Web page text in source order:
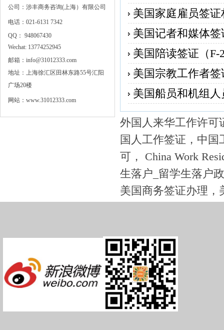
公司：涉丰商务咨询(上海）有限公司
电话：021-6131 7342
QQ： 948067430
Wechat: 13774252945
邮箱：info@31012333.com
地址：上海徐汇区田林东路55号汇阳
广场20楼
网站：www.31012333.com
美国家庭雇员签证
美国记者和媒体
美国陪读签证（F-
美国宗教工作者签
美国船员和机组
外国人来华工作许可
国人工作签证，中国
可， China Work
生落户_留学生落户
美国商务签证办理，